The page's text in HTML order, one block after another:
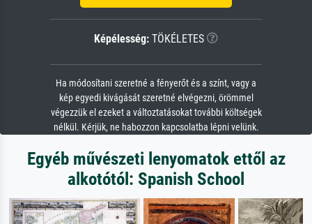
Képélesség: TÖKÉLETES
Ha módosítani szeretné a fényerőt és a színt, vagy a
kép egyedi kivágását szeretné elvégezni, örömmel
végezzük el ezeket a változtatásokat további költségek
nélkül. Kérjük, ne habozzon kapcsolatba lépni velünk.
Egyéb művészeti lenyomatok ettől az
alkotótól: Spanish School